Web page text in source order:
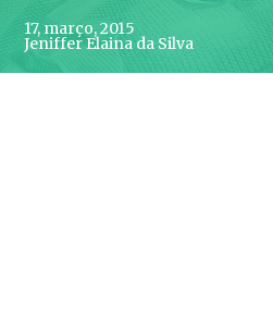
17, março, 2015
Jeniffer Elaina da Silva